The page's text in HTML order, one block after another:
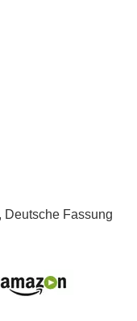
Deutsche Fassung